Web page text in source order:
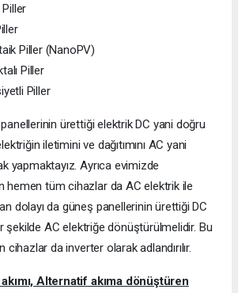
Piller (NanoPV)
Piller
Piller
ürettiği elektrik DC yani doğru
iletimini ve dağıtımını AC yani
yapmaktayız. Ayrıca evimizde
hemen tüm cihazlar da AC elektrik ile
dolayı da güneş panellerinin ürettiği DC
şekilde AC elektriğe dönüştürülmelidir. Bu
da inverter olarak adlandırılır.
Alternatif akıma dönüştüren